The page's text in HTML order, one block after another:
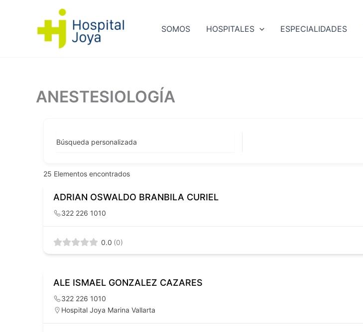
SOMOS HOSPITALES ESPECIALIDADES
ANESTESIOLOGÍA
Búsqueda personalizada
25 Elementos encontrados
ADRIAN OSWALDO BRANBILA CURIEL
322 226 1010
0.0 (0)
ALE ISMAEL GONZALEZ CAZARES
322 226 1010
Hospital Joya Marina Vallarta